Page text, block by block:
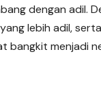
dengan adil.
lebih adil,
menjadi